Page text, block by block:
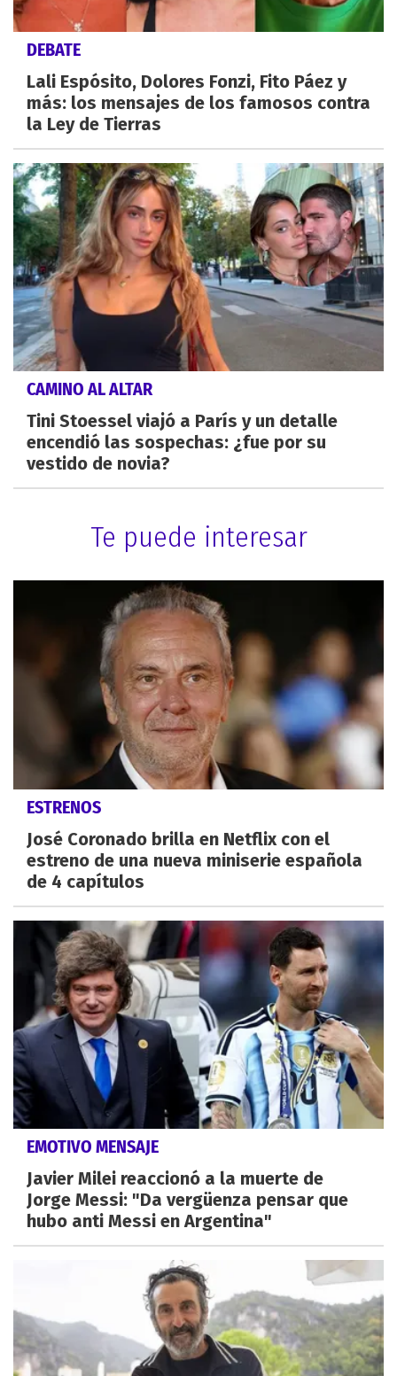
DEBATE
Lali Espósito, Dolores Fonzi, Fito Páez y
más: los mensajes de los famosos contra
la Ley de Tierras
CAMINO AL ALTAR
Tini Stoessel viajó a París y un detalle
encendió las sospechas: ¿fue por su
vestido de novia?
Te puede interesar
ESTRENOS
José Coronado brilla en Netflix con el
estreno de una nueva miniserie española
de 4 capítulos
EMOTIVO MENSAJE
Javier Milei reaccionó a la muerte de
Jorge Messi: "Da vergüenza pensar que
hubo anti Messi en Argentina"